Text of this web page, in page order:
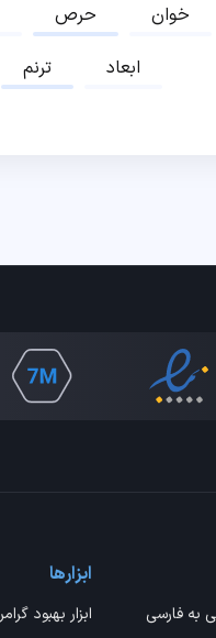
حرص خوان
ترنم ابعاد
به فارسی
ابزارها
ابزار بهبود گرامر